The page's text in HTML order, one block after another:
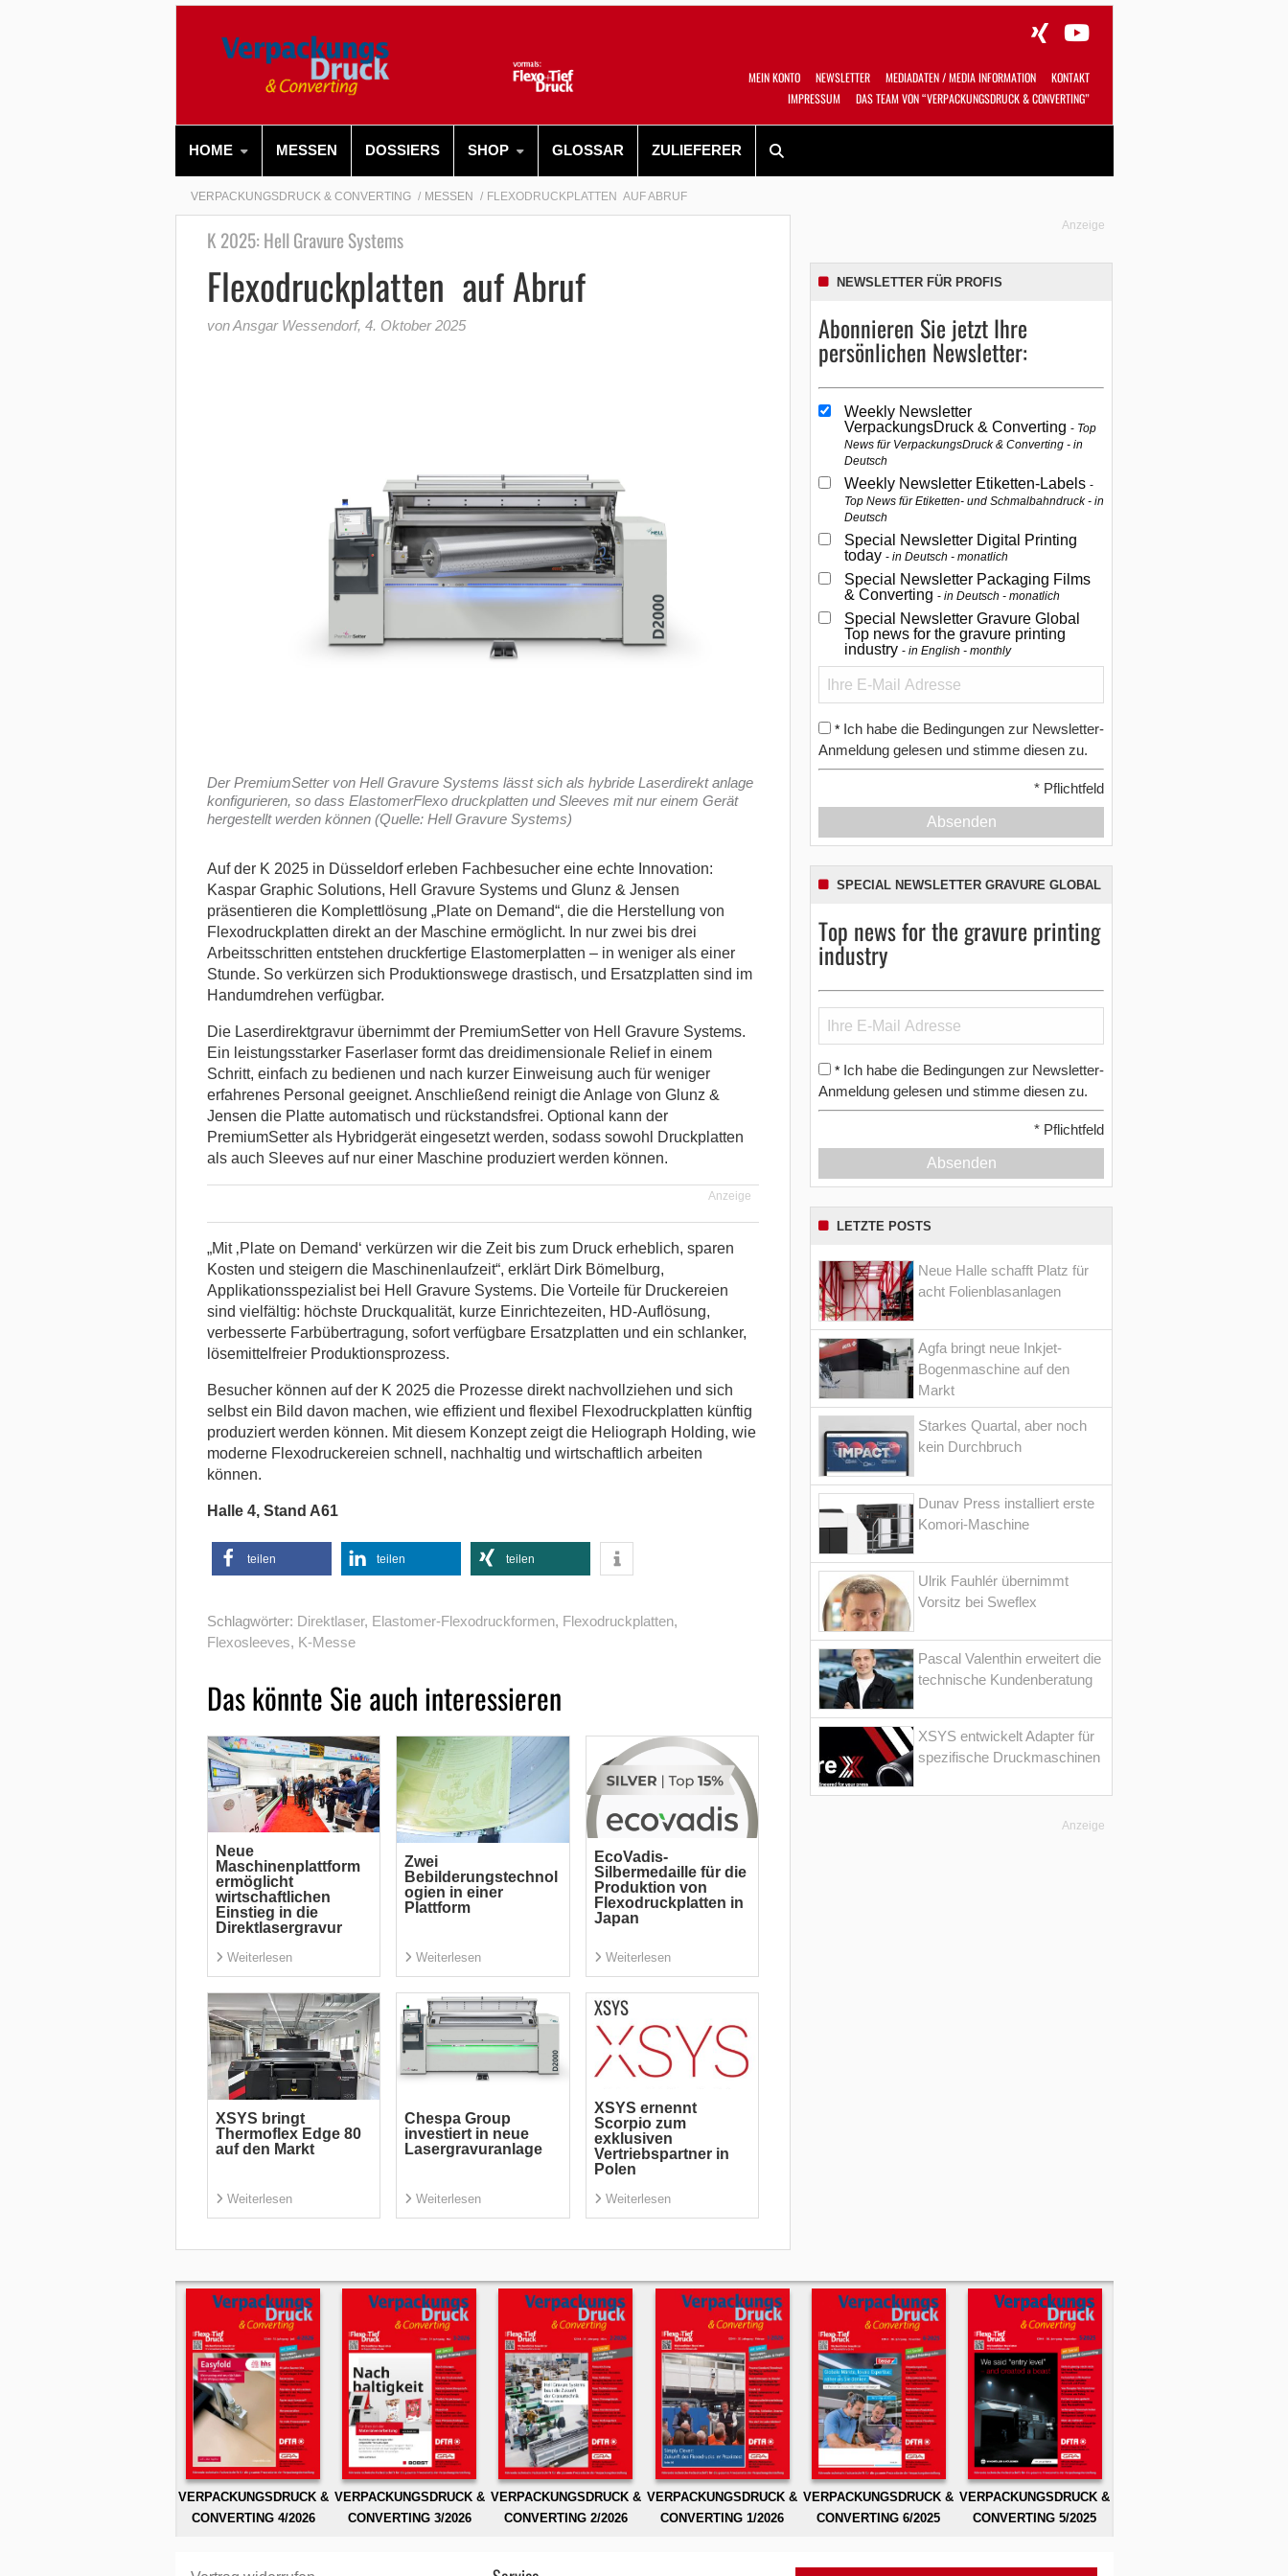
MEIN KONTO NEWSLETTER MEDIADATEN / MEDIA INFORMATION
KONTAKT
IMPRESSUM
DAS TEAM VON “VERPACKUNGSDRUCK & CONVERTING”
HOME MESSEN DOSSIERS SHOP GLOSSAR ZULIEFERER
VERPACKUNGSDRUCK & CONVERTING MESSEN FLEXODRUCKPLATTEN AUF ABRUF
K 2025: Hell Gravure Systems
Flexodruckplatten auf Abruf
von Ansgar Wessendorf, 4. Oktober 2025
Der PremiumSetter von Hell Gravure Systems lässt sich als hybride Laserdirekt anlage
konfigurieren, so dass ElastomerFlexo druckplatten und Sleeves mit nur einem Gerät
hergestellt werden können (Quelle: Hell Gravure Systems)
Auf der K 2025 in Düsseldorf erleben Fachbesucher eine echte Innovation:
Kaspar Graphic Solutions, Hell Gravure Systems und Glunz & Jensen
präsentieren die Komplettlösung „Plate on Demand“, die die Herstellung von
Flexodruckplatten direkt an der Maschine ermöglicht. In nur zwei bis drei
Arbeitsschritten entstehen druckfertige Elastomerplatten – in weniger als einer
Stunde. So verkürzen sich Produktionswege drastisch, und Ersatzplatten sind im
Handumdrehen verfügbar.
Die Laserdirektgravur übernimmt der PremiumSetter von Hell Gravure Systems.
Ein leistungsstarker Faserlaser formt das dreidimensionale Relief in einem
Schritt, einfach zu bedienen und nach kurzer Einweisung auch für weniger
erfahrenes Personal geeignet. Anschließend reinigt die Anlage von Glunz &
Jensen die Platte automatisch und rückstandsfrei. Optional kann der
PremiumSetter als Hybridgerät eingesetzt werden, sodass sowohl Druckplatten
als auch Sleeves auf nur einer Maschine produziert werden können.
Anzeige
„Mit ‚Plate on Demand‘ verkürzen wir die Zeit bis zum Druck erheblich, sparen
Kosten und steigern die Maschinenlaufzeit“, erklärt Dirk Bömelburg,
Applikationsspezialist bei Hell Gravure Systems. Die Vorteile für Druckereien
sind vielfältig: höchste Druckqualität, kurze Einrichtezeiten, HD-Auflösung,
verbesserte Farbübertragung, sofort verfügbare Ersatzplatten und ein schlanker,
lösemittelfreier Produktionsprozess.
Besucher können auf der K 2025 die Prozesse direkt nachvollziehen und sich
selbst ein Bild davon machen, wie effizient und flexibel Flexodruckplatten künftig
produziert werden können. Mit diesem Konzept zeigt die Heliograph Holding, wie
moderne Flexodruckereien schnell, nachhaltig und wirtschaftlich arbeiten
können.
Halle 4, Stand A61
teilen teilen teilen
Schlagwörter: Direktlaser, Elastomer-Flexodruckformen, Flexodruckplatten,
Flexosleeves, K-Messe
Das könnte Sie auch interessieren
Neue
Maschinenplattform
ermöglicht
wirtschaftlichen
Einstieg in die
Direktlasergravur
Weiterlesen
Zwei
Bebilderungstechnol
ogien in einer
Plattform
Weiterlesen
EcoVadis-
Silbermedaille für die
Produktion von
Flexodruckplatten in
Japan
Weiterlesen
XSYS bringt
Thermoflex Edge 80
auf den Markt
Weiterlesen
Chespa Group
investiert in neue
Lasergravuranlage
Weiterlesen
XSYS ernennt
Scorpio zum
exklusiven
Vertriebspartner in
Polen
Weiterlesen
Anzeige
NEWSLETTER FÜR PROFIS
Abonnieren Sie jetzt Ihre
persönlichen Newsletter:
Weekly Newsletter
VerpackungsDruck & Converting Top
News für VerpackungsDruck & Converting - in
Deutsch
Weekly Newsletter Etiketten-Labels
Top News für Etiketten- und Schmalbahndruck - in
Deutsch
Special Newsletter Digital Printing
today in Deutsch - monatlich
Special Newsletter Packaging Films
& Converting in Deutsch - monatlich
Special Newsletter Gravure Global
Top news for the gravure printing
industry in English - monthly
* Ich habe die Bedingungen zur Newsletter-
Anmeldung gelesen und stimme diesen zu.
* Pflichtfeld
Absenden
SPECIAL NEWSLETTER GRAVURE GLOBAL
Top news for the gravure printing
industry
* Ich habe die Bedingungen zur Newsletter-
Anmeldung gelesen und stimme diesen zu.
* Pflichtfeld
Absenden
LETZTE POSTS
Neue Halle schafft Platz für
acht Folienblasanlagen
Agfa bringt neue Inkjet-
Bogenmaschine auf den
Markt
Starkes Quartal, aber noch
kein Durchbruch
Dunav Press installiert erste
Komori-Maschine
Ulrik Fauhlér übernimmt
Vorsitz bei Sweflex
Pascal Valenthin erweitert die
technische Kundenberatung
XSYS entwickelt Adapter für
spezifische Druckmaschinen
Anzeige
VERPACKUNGSDRUCK &
CONVERTING 4/2026
VERPACKUNGSDRUCK &
CONVERTING 3/2026
VERPACKUNGSDRUCK &
CONVERTING 2/2026
VERPACKUNGSDRUCK &
CONVERTING 1/2026
VERPACKUNGSDRUCK &
CONVERTING 6/2025
VERPACKUNGSDRUCK &
CONVERTING 5/2025